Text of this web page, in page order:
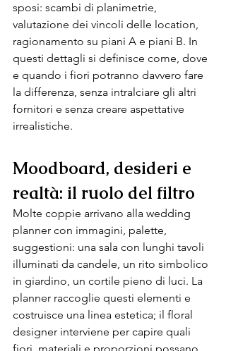
sposi: scambi di planimetrie,
valutazione dei vincoli delle location,
ragionamento su piani A e piani B. In
questi dettagli si definisce come, dove
e quando i fiori potranno davvero fare
la differenza, senza intralciare gli altri
fornitori e senza creare aspettative
irrealistiche.
Moodboard, desideri e
realtà: il ruolo del filtro
Molte coppie arrivano alla wedding
planner con immagini, palette,
suggestioni: una sala con lunghi tavoli
illuminati da candele, un rito simbolico
in giardino, un cortile pieno di luci. La
planner raccoglie questi elementi e
costruisce una linea estetica; il floral
designer interviene per capire quali